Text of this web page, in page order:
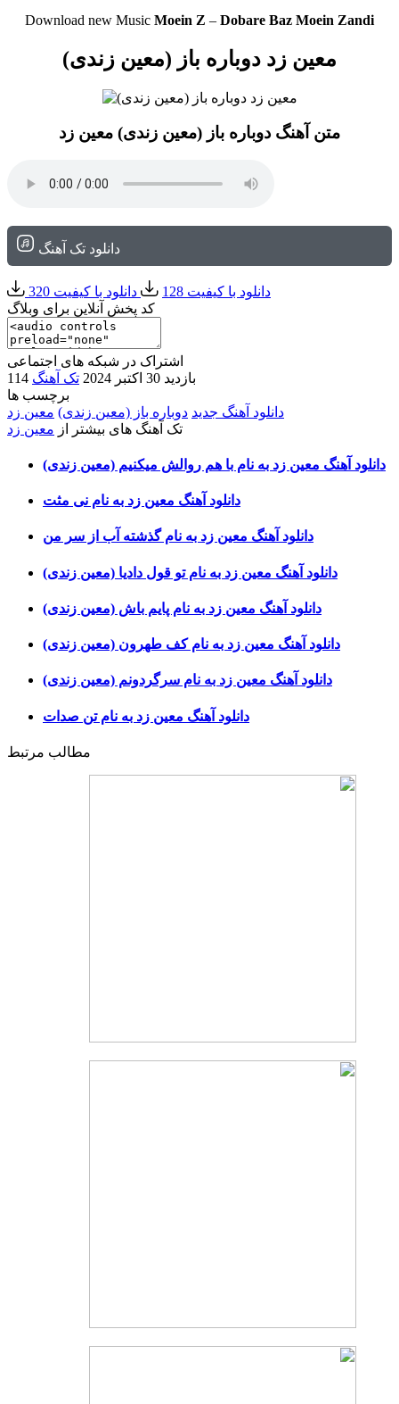
Download new Music Moein Z – Dobare Baz Moein Zandi
معین زد دوباره باز (معین زندی)
متن آهنگ دوباره باز (معین زندی) معین زد
دانلود تک آهنگ
دانلود با کیفیت 128
دانلود با کیفیت 320
کد پخش آنلاین برای وبلاگ
اشتراک در شبکه های اجتماعی
114 بازدید 30 اکتبر 2024
تک آهنگ
برچسب ها
دانلود آهنگ جدید دوباره باز (معین زندی) معین زد
تک آهنگ های بیشتر از معین زد
دانلود آهنگ معین زد به نام با هم روالش میکنیم (معین زندی)
دانلود آهنگ معین زد به نام نی مثت
دانلود آهنگ معین زد به نام گذشته آب از سر من
دانلود آهنگ معین زد به نام تو قول دادیا (معین زندی)
دانلود آهنگ معین زد به نام پایم باش (معین زندی)
دانلود آهنگ معین زد به نام کف طهرون (معین زندی)
دانلود آهنگ معین زد به نام سرگردونم (معین زندی)
دانلود آهنگ معین زد به نام تن صدات
مطالب مرتبط